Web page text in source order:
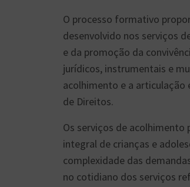
O processo formativo
desenvolvido nos serviços
e da promoção da
jurídicos, instrumentais e
acolhimento e a articulação
de Direitos.
Os serviços de acolhimento
integral de crianças e
complexidade das
no cotidiano dos serviços